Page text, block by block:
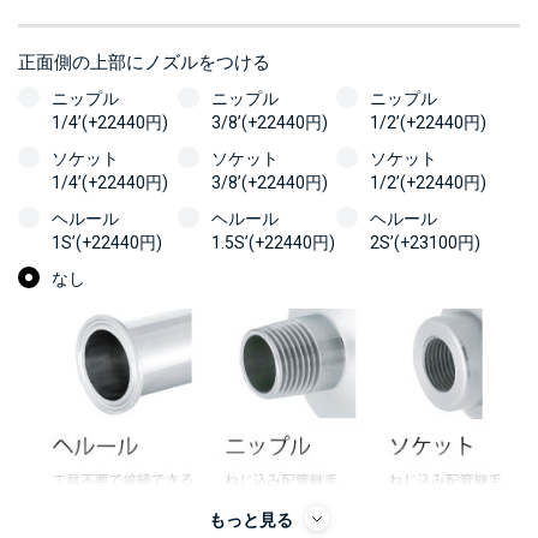
正面側の上部にノズルをつける
ニップル
1/4’(+22440円)
ニップル
3/8’(+22440円)
ニップル
1/2’(+22440円)
ソケット
1/4’(+22440円)
ソケット
3/8’(+22440円)
ソケット
1/2’(+22440円)
ヘルール
1S’(+22440円)
ヘルール
1.5S’(+22440円)
ヘルール
2S’(+23100円)
なし
もっと見る